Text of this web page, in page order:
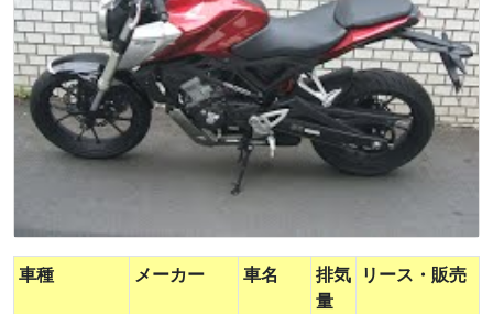
車種 メーカー 車名
排気
量
リース・販売